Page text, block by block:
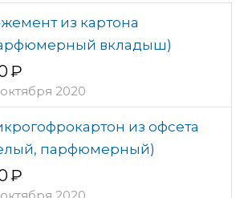
из картона
вкладыш)
2020
из офсета
парфюмерный)
2020